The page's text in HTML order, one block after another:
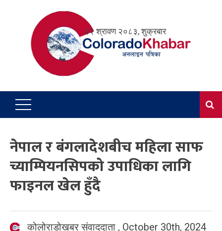
२२ श्रावण २०८३, शुक्रबार
नेपाल र बंगलादेशबीच महिला साफ
च्याम्पियनसिपको उपाधिका लागि
फाइनल खेल हुँदै
कोलोराडोखबर संवाददाता , October 30th, 2024